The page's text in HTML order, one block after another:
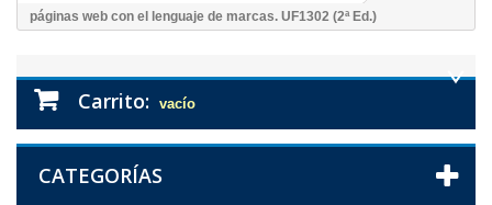
páginas web con el lenguaje de marcas. UF1302 (2ª Ed.)
Carrito: vacío
CATEGORÍAS